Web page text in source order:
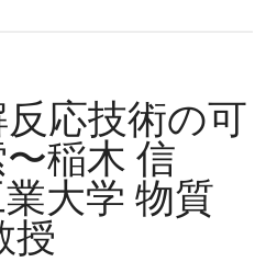
見
淳
技
術
を
用
い
応技術の可
稲木 信
大学 物質
授